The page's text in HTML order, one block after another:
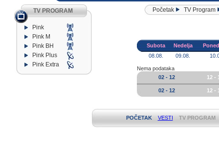
TV PROGRAM
Pink
Pink M
Pink BH
Pink Plus
Pink Extra
Početak TV Program
Subota Nedelja
08.08.
09.08.
Nema podataka
02 - 12
12 -
02 - 12 12 -
POČETAK VESTI TV PROGRAM